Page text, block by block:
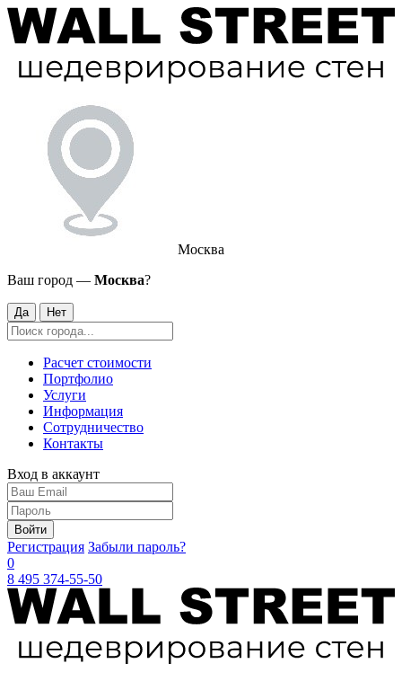
Москва
Ваш город — Москва?
Да Нет
Расчет стоимости
Портфолио
Услуги
Информация
Сотрудничество
Контакты
Вход в аккаунт
Войти
Регистрация Забыли пароль?
0
8 495 374-55-50